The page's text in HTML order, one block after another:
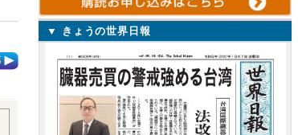
▼ きょうの世界日報